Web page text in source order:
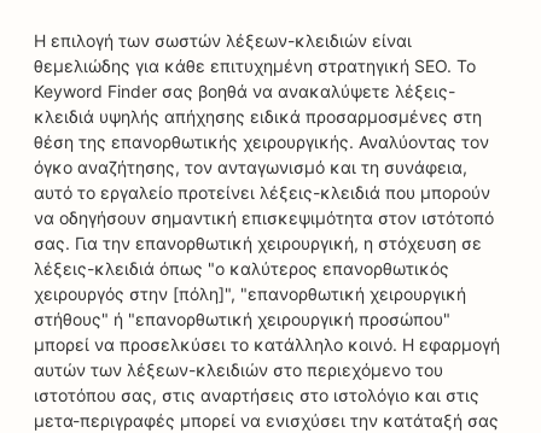
Η επιλογή των σωστών λέξεων-κλειδιών είναι
θεμελιώδης για κάθε επιτυχημένη στρατηγική SEO. Το
Keyword Finder σας βοηθά να ανακαλύψετε λέξεις-
κλειδιά υψηλής απήχησης ειδικά προσαρμοσμένες στη
θέση της επανορθωτικής χειρουργικής. Αναλύοντας τον
όγκο αναζήτησης, τον ανταγωνισμό και τη συνάφεια,
αυτό το εργαλείο προτείνει λέξεις-κλειδιά που μπορούν
να οδηγήσουν σημαντική επισκεψιμότητα στον ιστότοπό
σας. Για την επανορθωτική χειρουργική, η στόχευση σε
λέξεις-κλειδιά όπως "ο καλύτερος επανορθωτικός
χειρουργός στην [πόλη]", "επανορθωτική χειρουργική
στήθους" ή "επανορθωτική χειρουργική προσώπου"
μπορεί να προσελκύσει το κατάλληλο κοινό. Η εφαρμογή
αυτών των λέξεων-κλειδιών στο περιεχόμενο του
ιστοτόπου σας, στις αναρτήσεις στο ιστολόγιο και στις
μετα-περιγραφές μπορεί να ενισχύσει την κατάταξή σας